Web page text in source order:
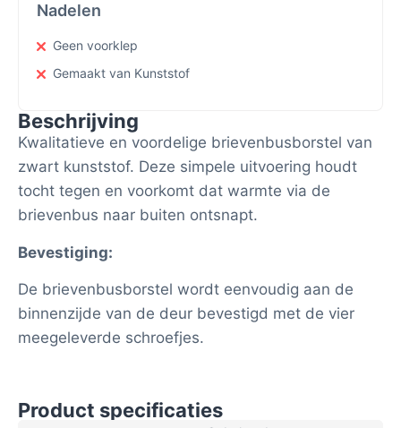
Nadelen
Geen voorklep
Gemaakt van Kunststof
Beschrijving
Kwalitatieve en voordelige brievenbusborstel van
zwart kunststof. Deze simpele uitvoering houdt
tocht tegen en voorkomt dat warmte via de
brievenbus naar buiten ontsnapt.
Bevestiging:
De brievenbusborstel wordt eenvoudig aan de
binnenzijde van de deur bevestigd met de vier
meegeleverde schroefjes.
Product specificaties